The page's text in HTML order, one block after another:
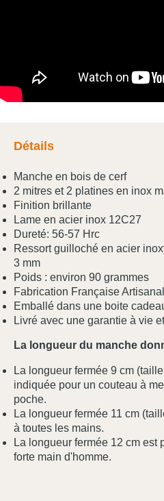
Détails
Manche en bois de cerf
2 mitres et 2 platines en inox
Finition brillante
Lame en acier inox 12C27
Dureté: 56-57 Hrc
Ressort guilloché en acier
3 mm
Poids : environ 90 grammes
Fabrication Française
Emballé dans une boite
Livré avec une garantie à vie
La longueur du manche
La longueur fermée 9 cm
indiquée pour un couteau à
poche.
La longueur fermée 11 cm
à toutes les mains.
La longueur fermée 12 cm est
forte main d'homme.